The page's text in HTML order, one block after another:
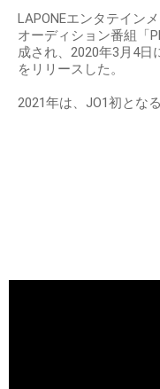
LAPONEエンタテイン
オーディション番組「
成され、2020年3月4日
をリリースした。
2021年は、JO1初とな